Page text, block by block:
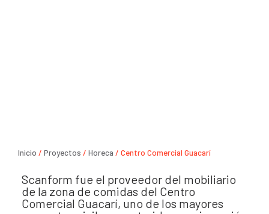
Inicio / Proyectos / Horeca / Centro Comercial Guacarí
Scanform fue el proveedor del mobiliario
de la zona de comidas del Centro
Comercial Guacarí, uno de los mayores